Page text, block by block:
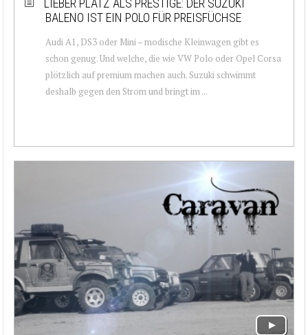
LIEBER PLATZ ALS PRESTIGE: DER SUZUKI
BALENO IST EIN POLO FÜR PREISFÜCHSE
Audi A1, DS3 oder Mini – modische Kleinwagen gibt es
schon genug. Und welche, die wie VW Polo oder Opel Corsa
plötzlich auf premium machen auch. Suzuki schwimmt
deshalb gegen den Strom und bringt im ...